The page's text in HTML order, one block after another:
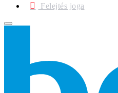
Felejtés joga